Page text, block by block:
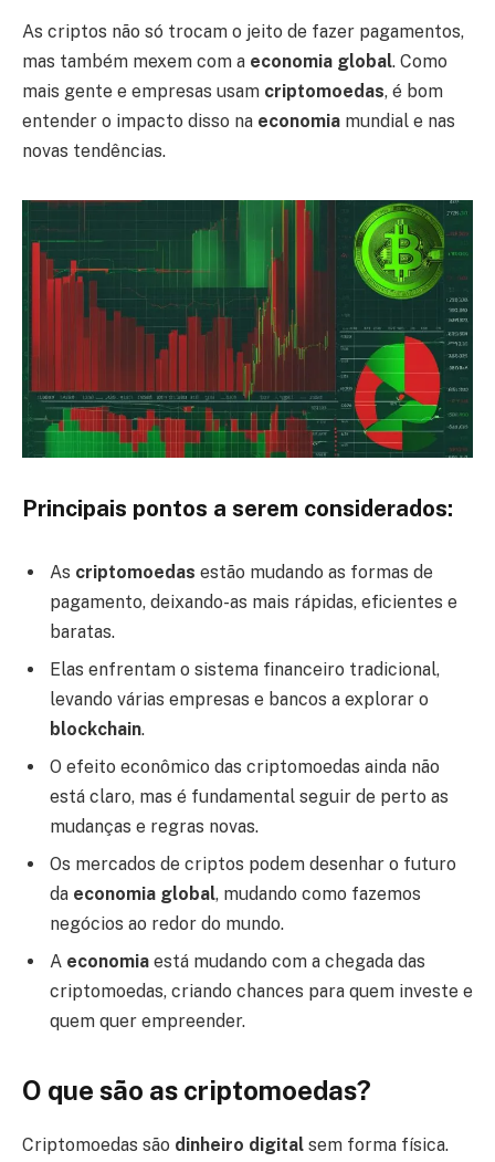
As criptos não só trocam o jeito de fazer pagamentos,
mas também mexem com a economia global. Como
mais gente e empresas usam criptomoedas, é bom
entender o impacto disso na economia mundial e nas
novas tendências.
Principais pontos a serem considerados:
As criptomoedas estão mudando as formas de
pagamento, deixando-as mais rápidas, eficientes e
baratas.
Elas enfrentam o sistema financeiro tradicional,
levando várias empresas e bancos a explorar o
blockchain.
O efeito econômico das criptomoedas ainda não
está claro, mas é fundamental seguir de perto as
mudanças e regras novas.
Os mercados de criptos podem desenhar o futuro
da economia global, mudando como fazemos
negócios ao redor do mundo.
A economia está mudando com a chegada das
criptomoedas, criando chances para quem investe e
quem quer empreender.
O que são as criptomoedas?
Criptomoedas são dinheiro digital sem forma física.